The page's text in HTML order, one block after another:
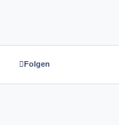
Folgen